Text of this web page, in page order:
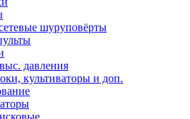
шуруповёрты
давления
культиваторы и доп.